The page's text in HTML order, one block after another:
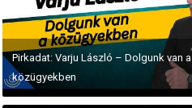
Pirkadat: Varju László – Dolgunk van a
közügyekben